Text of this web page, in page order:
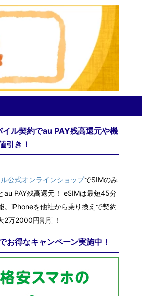
イル契約でau PAY残高還元や機
引き！
公式オンラインショップでSIMのみ
au PAY残高還元！ eSIMは最短45分
。iPhoneを他社から乗り換えで契約
2万2000円割引！
お得なキャンペーン実施中！